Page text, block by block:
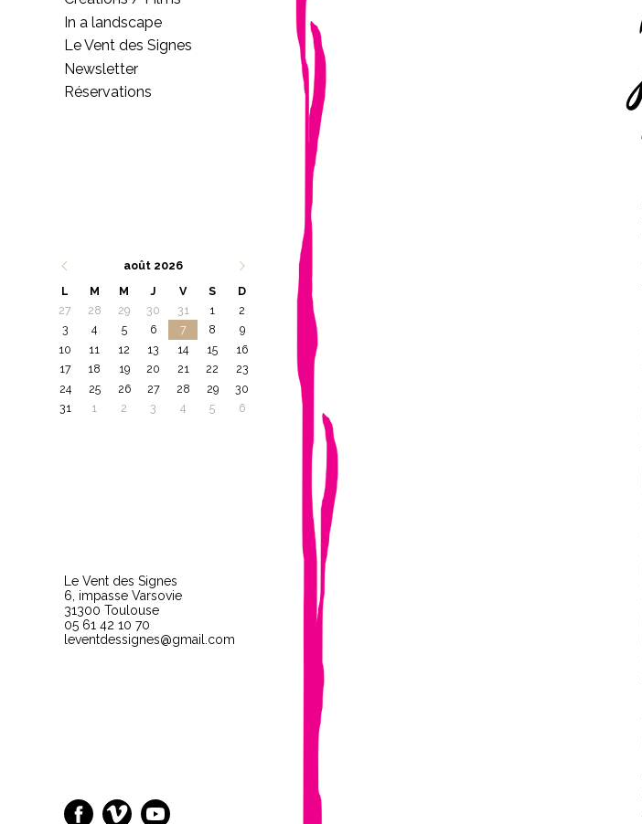
In a landscape
Le Vent des Signes
Newsletter
Réservations
août 2026
L
M M J V S
D
27
28 29 30 31 1
2
3
4 5 6 7 8
9
10
11 12 13 14 15
16
17
18 19 20 21 22
23
24
25 26 27 28 29
30
31
1 2 3 4 5 6
Le Vent des Signes
6, impasse Varsovie
31300 Toulouse
05 61 42 10 70
leventdessignes@gmail.com